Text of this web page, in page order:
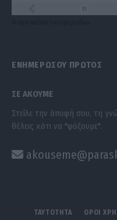
ΕΝΗΜΕΡΩΣΟΥ ΠΡΩΤΟΣ
ΣΕ ΑΚΟΥΜΕ
Στείλε την άποψή σου, τη
θέλεις κάτι να "ψάξουμε".
ΤΑΥΤΟΤΗΤΑ ΟΡΟΙ